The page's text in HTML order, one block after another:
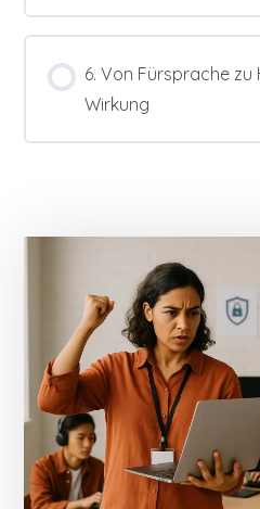
6. Von Fürsprache zu
Wirkung